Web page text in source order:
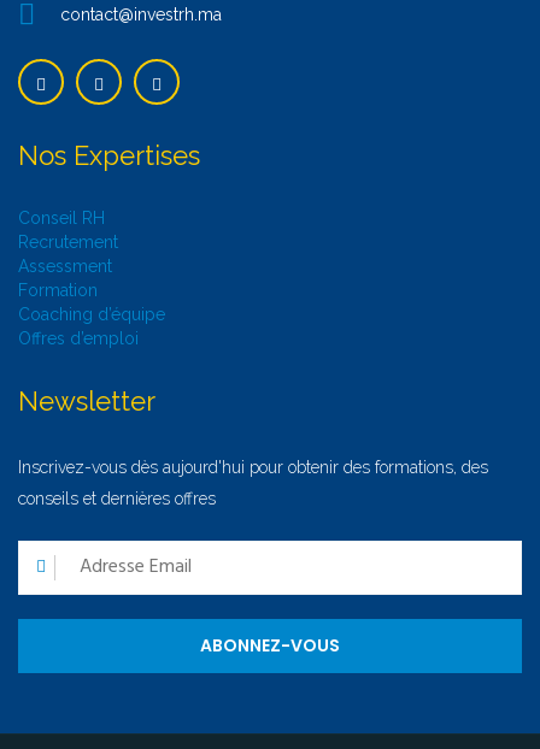
contact@investrh.ma
Nos Expertises
Conseil RH
Recrutement
Assessment
Formation
Coaching d’équipe
Offres d’emploi
Newsletter
Inscrivez-vous dès aujourd'hui pour obtenir des formations, des
conseils et dernières offres
ABONNEZ-VOUS